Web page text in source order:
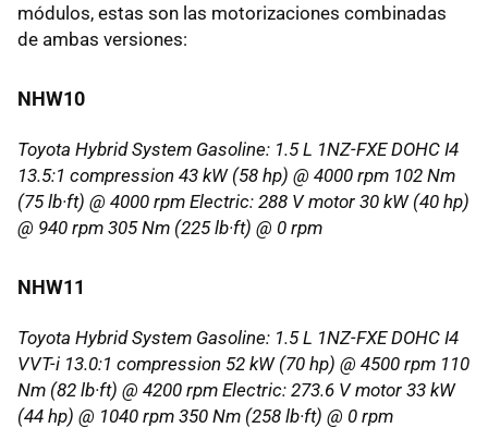
módulos, estas son las motorizaciones combinadas
de ambas versiones:
NHW10
Toyota Hybrid System Gasoline: 1.5 L 1NZ-FXE DOHC I4
13.5:1 compression 43 kW (58 hp) @ 4000 rpm 102 Nm
(75 lb·ft) @ 4000 rpm Electric: 288 V motor 30 kW (40 hp)
@ 940 rpm 305 Nm (225 lb·ft) @ 0 rpm
NHW11
Toyota Hybrid System Gasoline: 1.5 L 1NZ-FXE DOHC I4
VVT-i 13.0:1 compression 52 kW (70 hp) @ 4500 rpm 110
Nm (82 lb·ft) @ 4200 rpm Electric: 273.6 V motor 33 kW
(44 hp) @ 1040 rpm 350 Nm (258 lb·ft) @ 0 rpm